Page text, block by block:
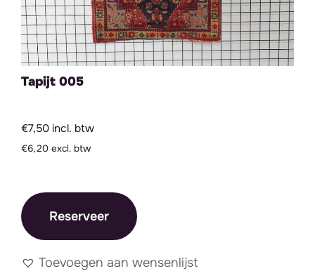
Tapijt 005
€7,50 incl. btw
€6,20 excl. btw
Reserveer
Toevoegen aan wensenlijst